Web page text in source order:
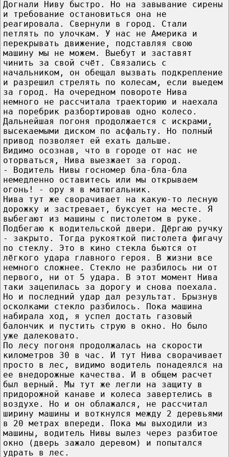
Догнали Ниву быстро. Но на завывание сирены
и требование остановиться она не
реагировала. Свернули в город. Стали
петлять по улочкам. У нас не Америка и
перекрывать движение, подставляя свою
машину мы не можем. Выебут и заставят
чинить за свой счёт. Связались с
начальником, он обещал вызвать подкрепление
и разрешил стрелять по колесам, если выедем
за город. На очередном повороте Нива
немного не рассчитала траекторию и наехала
на поребрик разбортировав одно колесо.
Дальнейшая погоня продолжается с искрами,
высекаемыми диском по асфальту. Но полный
привод позволяет ей ехать дальше.
Видимо осознав, что в городе от нас не
оторваться, Нива выезжает за город.
- Водитель Нивы госномер бла-бла-бла
немедленно оставитесь или мы открываем
огонь! - ору я в матюгальник.
Нива тут же сворачивает на какую-то лесную
дорожку и застревает, буксует на месте. Я
выбегают из машины с пистолетом в руке.
Подбегаю к водительской двери. Дёргаю ручку
- закрыто. Тогда рукояткой пистолета фигачу
по стеклу. Это в кино стекла бьются от
лёгкого удара главного героя. В жизни все
немного сложнее. Стекло не разбилось ни от
первого, ни от 5 удара. В этот момент Нива
таки зацепилась за дорогу и снова поехала.
Но и последний удар дал результат. Брызнув
осколками стекло разбилось. Пока машина
набирала ход, я успел достать газовый
балончик и пустить струю в окно. Но было
уже далековато.
По лесу погоня продолжалась на скорости
километров 30 в час. И тут Нива сворачивает
просто в лес, видимо водитель понадеялся на
ее внедорожные качества. И в общем расчет
был верный. Мы тут же легли на защиту в
придорожной канаве и колеса завертелись в
воздухе. Но и он облажался, не рассчитал
ширину машины и воткнулся между 2 деревьями
в 20 метрах впереди. Пока мы выходили из
машины, водитель Нивы вылез через разбитое
окно (дверь зажало деревом) и попытался
удрать в лес.